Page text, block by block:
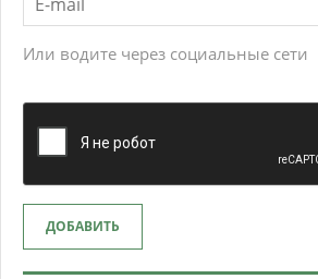
Или водите через социальные сети
ДОБАВИТЬ